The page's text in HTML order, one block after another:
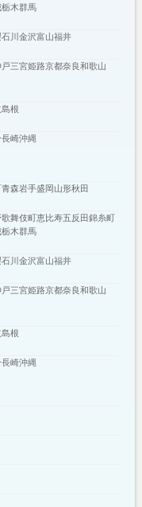
栃木群馬
石川 金沢富山福井
三宮姫路京都奈良和歌山
島根
長崎沖縄
青森岩手盛岡山形秋田
歌舞伎町恵比寿五反田錦糸町
栃木群馬
石川 金沢富山福井
三宮姫路京都奈良和歌山
島根
長崎沖縄